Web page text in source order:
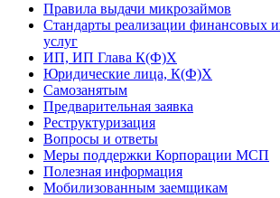
Правила выдачи микрозаймов
Стандарты реализации финансовых
услуг
ИП, ИП Глава К(Ф)Х
Юридические лица, К(Ф)Х
Самозанятым
Предварительная заявка
Реструктуризация
Вопросы и ответы
Меры поддержки Корпорации МСП
Полезная информация
Мобилизованным заемщикам